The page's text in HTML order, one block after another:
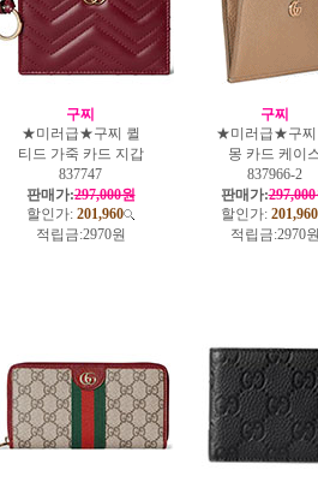
구찌
★미러급★구찌 퀼
티드 가죽 카드 지갑
837747
판매가:297,000원
할인가: 201,960
적립금:2970원
구찌
★미러급★구찌
몽 카드 케이
837966-2
판매가:
할인가: 201,960
적립금:2970